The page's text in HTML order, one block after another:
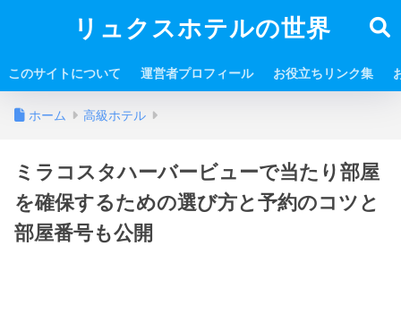
リュクスホテルの世界
このサイトについて 運営者プロフィール お役立ちリンク集
ホーム 高級ホテル
ミラコスタハーバービューで当たり部屋
を確保するための選び方と予約のコツと
部屋番号も公開